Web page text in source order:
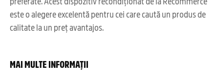
este o alegere excelentă pentru cei care caută un produs de
calitate la un preț avantajos.
MAI MULTE INFORMAȚII